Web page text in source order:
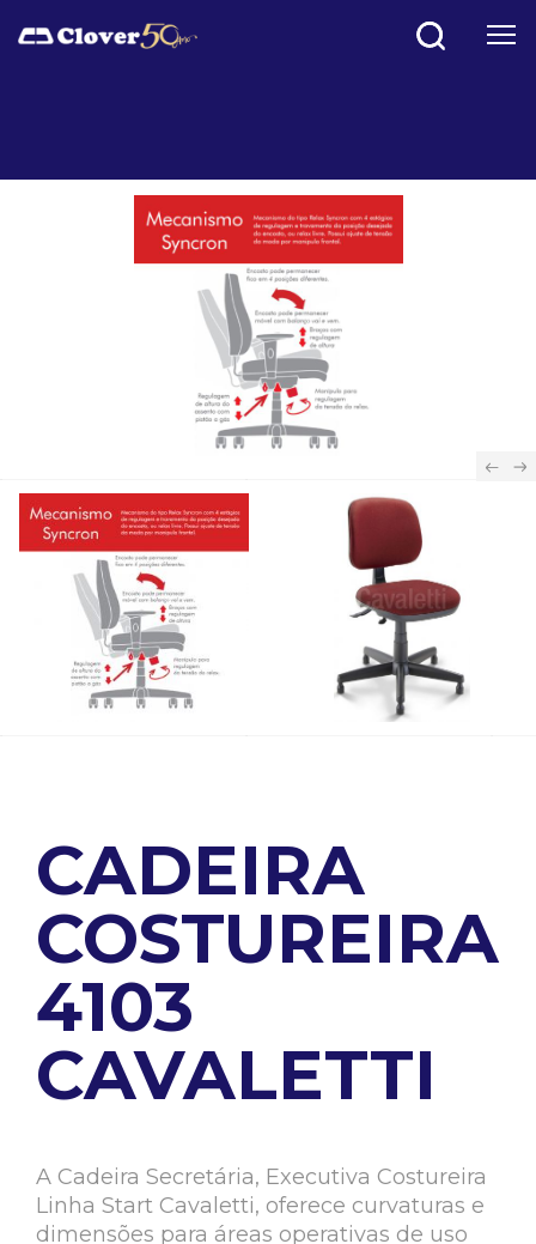
CADEIRA
COSTUREIRA
4103
CAVALETTI
A Cadeira Secretária, Executiva Costureira
Linha Start Cavaletti, oferece curvaturas e
dimensões para áreas operativas de uso